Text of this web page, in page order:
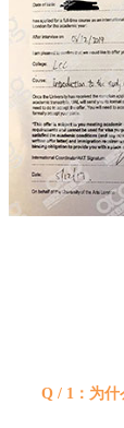
Q / 1：为什